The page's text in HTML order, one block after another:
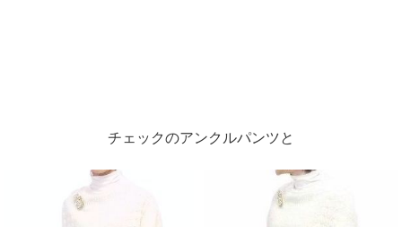
チェックのアンクルパンツと